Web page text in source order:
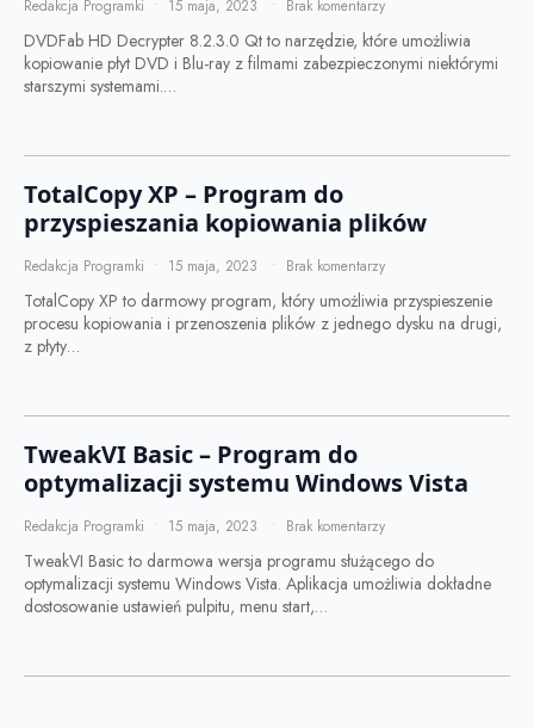
Redakcja Programki 15 maja, 2023 Brak komentarzy
DVDFab HD Decrypter 8.2.3.0 Qt to narzędzie, które umożliwia
kopiowanie płyt DVD i Blu-ray z filmami zabezpieczonymi niektórymi
starszymi systemami.…
TotalCopy XP – Program do
przyspieszania kopiowania plików
Redakcja Programki 15 maja, 2023 Brak komentarzy
TotalCopy XP to darmowy program, który umożliwia przyspieszenie
procesu kopiowania i przenoszenia plików z jednego dysku na drugi,
z płyty…
TweakVI Basic – Program do
optymalizacji systemu Windows Vista
Redakcja Programki 15 maja, 2023 Brak komentarzy
TweakVI Basic to darmowa wersja programu służącego do
optymalizacji systemu Windows Vista. Aplikacja umożliwia dokładne
dostosowanie ustawień pulpitu, menu start,…